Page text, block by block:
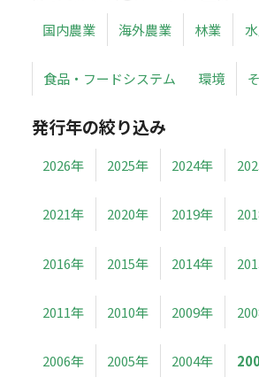
国内農業 海外農業 林業
食品・フードシステム 環境
発行年の絞り込み
2026年 2025年 2024年
2021年 2020年 2019年
2016年 2015年 2014年
2011年 2010年 2009年
2006年 2005年 2004年